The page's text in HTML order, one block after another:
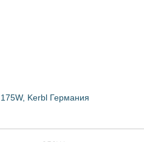
Kerbl Германия